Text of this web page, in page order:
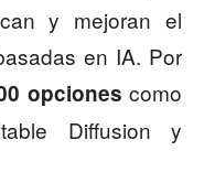
y mejoran el
en IA. Por
opciones como
Diffusion y